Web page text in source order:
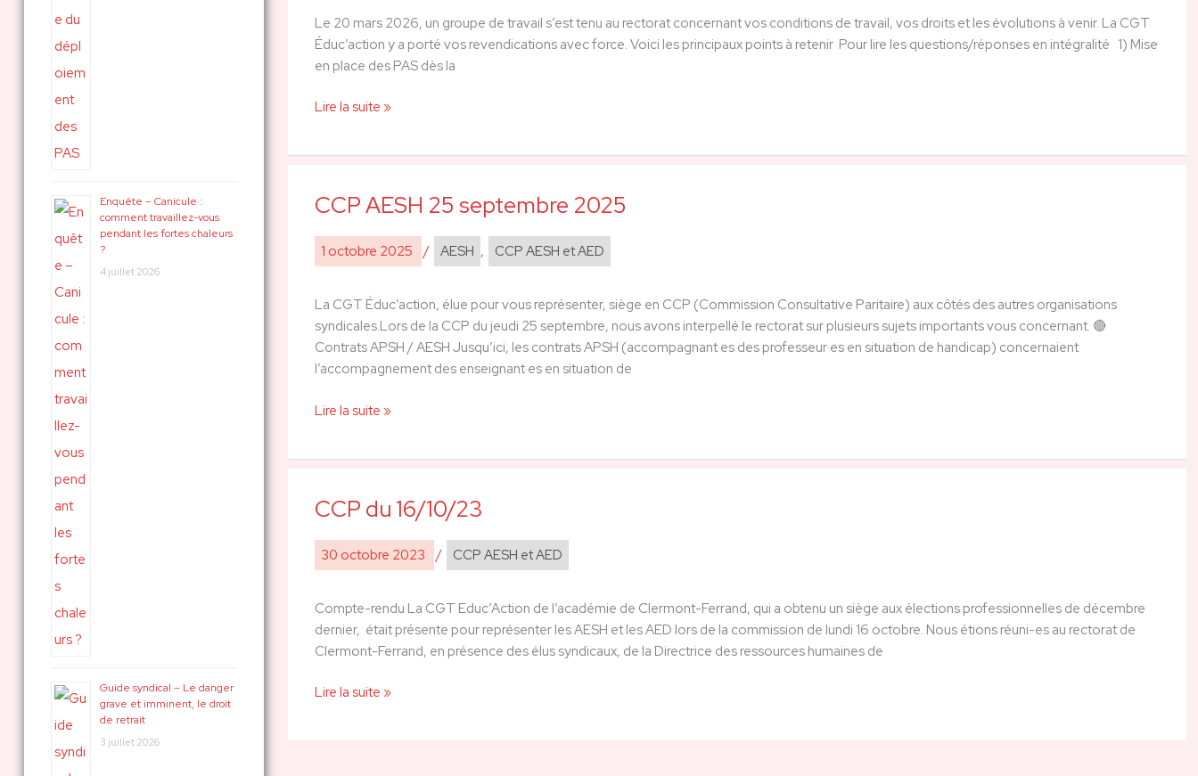
Enquête – Canicule :
comment travaillez-vous
pendant les fortes chaleurs
?
4 juillet 2026
Guide syndical – Le danger
grave et imminent, le droit
de retrait
3 juillet 2026
Le 20 mars 2026, un groupe de travail s’est tenu au rectorat concernant vos conditions de travail, vos droits et les évolutions à venir. La CGT
Éduc’action y a porté vos revendications avec force. Voici les principaux points à retenir Pour lire les questions/réponses en intégralité 1) Mise
en place des PAS dès la
20
mars
Lire la suite »
CCP AESH 25 septembre 2025
1 octobre 2025 / AESH , CCP AESH et AED
La CGT Éduc’action, élue pour vous représenter, siège en CCP (Commission Consultative Paritaire) aux côtés des autres organisations
syndicales.Lors de la CCP du jeudi 25 septembre, nous avons interpellé le rectorat sur plusieurs sujets importants vous concernant. 🔴
Contrats APSH / AESH Jusqu’ici, les contrats APSH (accompagnant·es des professeur·es en situation de handicap) concernaient
l’accompagnement des enseignant·es en situation de
CCP
25
septembre
Lire la suite »
CCP du 16/10/23
30 octobre 2023 / CCP AESH et AED
Compte-rendu La CGT Educ’Action de l’académie de Clermont-Ferrand, qui a obtenu un siège aux élections professionnelles de décembre
dernier, était présente pour représenter les AESH et les AED lors de la commission de lundi 16 octobre. Nous étions réuni-es au rectorat de
Clermont-Ferrand, en présence des élus syndicaux, de la Directrice des ressources humaines de
CCP
16/10/23
Lire la suite »